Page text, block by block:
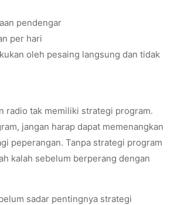
pendengar
per hari
oleh pesaing langsung dan tidak
radio tak memiliki strategi program.
jangan harap dapat memenangkan
peperangan. Tanpa strategi program
kalah sebelum berperang dengan
sadar pentingnya strategi